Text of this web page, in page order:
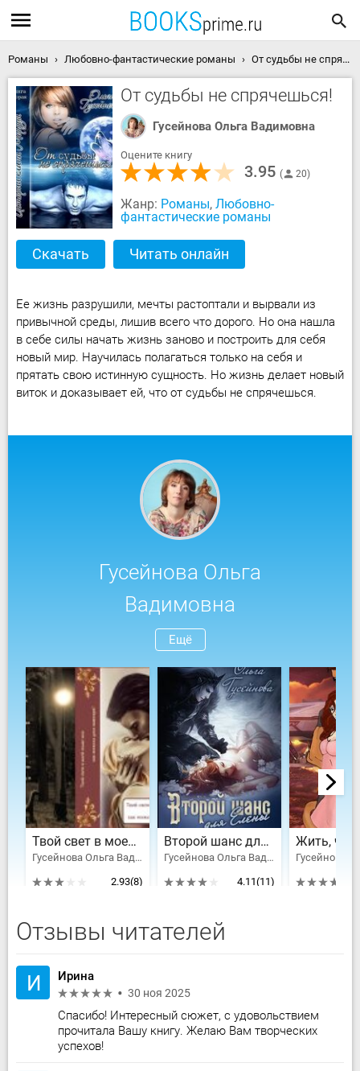
Романы Любовно-фантастические романы От судьбы не спрячешься! скачать книгу
От судьбы не спрячешься!
Гусейнова Ольга Вадимовна
Оцените книгу
3.95 20
Жанр: Романы, Любовно-
фантастические романы
Скачать Читать онлайн
Ее жизнь разрушили, мечты растоптали и вырвали из
привычной среды, лишив всего что дорого. Но она нашла
в себе силы начать жизнь заново и построить для себя
новый мир. Научилась полагаться только на себя и
прятать свою истинную сущность. Но жизнь делает новый
виток и доказывает ей, что от судьбы не спрячешься.
Гусейнова Ольга
Вадимовна
Ещё
Твой свет в моей тьме или как тяжела доля вампира!
Гусейнова Ольга Вадимовна
2.93(8)
Второй шанс для Елены!
Гусейнова Ольга Вадимовна
4.11(11)
Отзывы читателей
И Ирина
30 ноя 2025
Спасибо! Интересный сюжет, с удовольствием
прочитала Вашу книгу. Желаю Вам творческих
успехов!